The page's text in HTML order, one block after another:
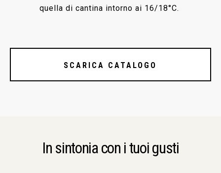
quella di cantina intorno ai 16/18°C.
SCARICA CATALOGO
In sintonia con i tuoi gusti